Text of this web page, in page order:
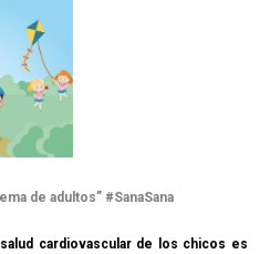
de adultos” #SanaSana
cardiovascular de los chicos es